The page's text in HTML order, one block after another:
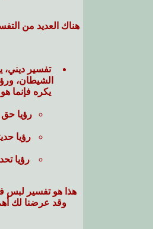
هناك العديد من
تفسير ديني،
الشيطان،
يكره فإنما
رؤيا حق
رؤيا
رؤيا
هذا هو تفسير لبس
وقد عرضنا لك أهم